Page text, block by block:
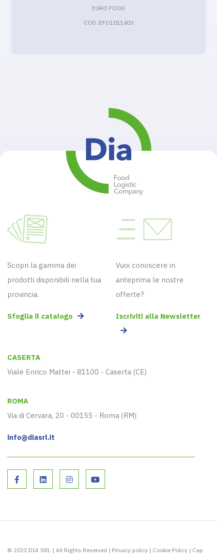
EURO FOOD
COD. EFO1011403
Scopri la gamma dei
prodotti disponibili nella tua
provincia.
Sfoglia il catalogo
Vuoi conoscere in
anteprima le nostre
offerte?
Iscriviti alla Newsletter
CASERTA
Viale Enrico Mattei - 81100 - Caserta (CE)
ROMA
Via di Cervara, 20 - 00155 - Roma (RM)
info@diasrl.it
© 2022 DIA SRL | All Rights Reserved | Privacy policy | Cookie Policy | Cap.